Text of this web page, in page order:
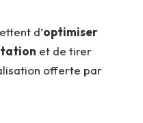
d’optimiser
et de tirer
offerte par